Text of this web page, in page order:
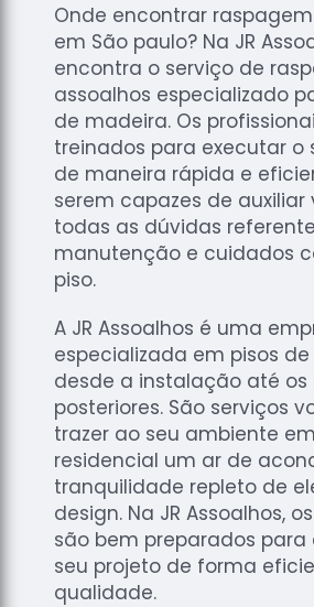
Raspagem
de
Assoalhos
Raspagem
de Tacos
Raspagem
de Tacos
de
Madeiras
Raspagens
de Pisos
Tacos de
Madeiras
Onde encontrar
em São paulo? Na JR
encontra o serviço de
assoalhos especializado
de madeira. Os
treinados para executar o
de maneira rápida e
serem capazes de auxiliar
todas as dúvidas
manutenção e cuidados
piso.
A JR Assoalhos é uma
especializada em pisos
desde a instalação até os
posteriores. São serviços
trazer ao seu ambiente
residencial um ar de
tranquilidade repleto de
design. Na JR Assoalhos,
são bem preparados para
seu projeto de forma
qualidade.